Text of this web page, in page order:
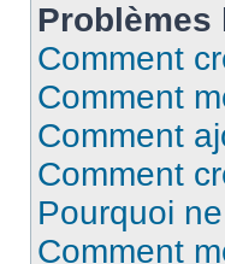
Problèmes
Comment
Comment
Comment
Comment
Pourquoi
Comment